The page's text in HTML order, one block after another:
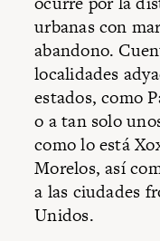
urbanas con
abandono.
localidades
estados, como
o a tan solo
como lo está
Morelos, así
a las ciudades
Unidos.